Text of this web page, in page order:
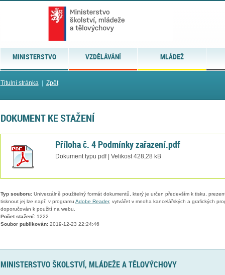
MINISTERSTVO VZDĚLÁVÁNÍ MLÁDEŽ
Titulní stránka| Zpět
DOKUMENT KE STAŽENÍ
Příloha č. 4 Podmínky zařazení.pdf
Dokument typu pdf | Velikost 428,28 kB
Typ souboru:Univerzálně použitelný formát dokumentů, který je určen především k tisku,
tisknout jej lze např. v programu Adobe Reader, vytvářet v mnoha kancelářských a grafických
doporučován k použití na webu.
Počet stažení:1222
Soubor publikován:2019-12-23 22:24:46
MINISTERSTVO ŠKOLSTVÍ, MLÁDEŽE A TĚLOVÝCHOVY